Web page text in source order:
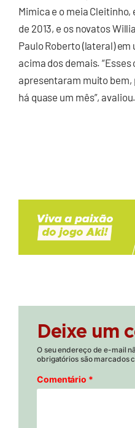
Mimica e o meia
de 2013, e os novatos
Paulo Roberto (lateral)
acima dos demais.
apresentaram muito bem,
há quase um mês”, avaliou.
Deixe um
O seu endereço de e-mail
obrigatórios são marcados
Comentário *